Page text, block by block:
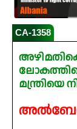
CA-1358
മന്ത്രിയെ